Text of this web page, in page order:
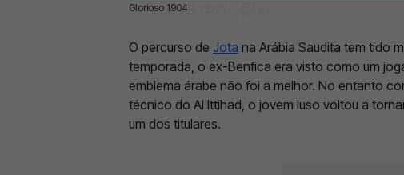
Glorioso 1904
21 Mai 2024 | 14:59 |
O percurso de Jota na Arábia Saudita tem tido
temporada, o ex-Benfica era visto como um
emblema árabe não foi a melhor. No entanto
técnico do Al Ittihad, o jovem luso voltou a
um dos titulares.